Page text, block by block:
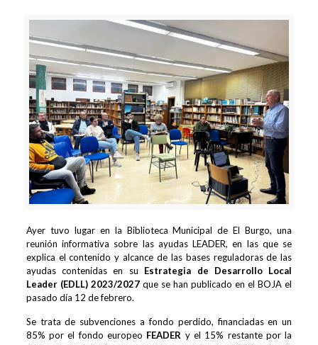
Ayer tuvo lugar en la Biblioteca Municipal de El Burgo, una
reunión informativa sobre las ayudas LEADER, en las que se
explica el contenido y alcance de las bases reguladoras de las
ayudas contenidas en su Estrategia de Desarrollo Local
Leader (EDLL) 2023/2027que se han publicado en el BOJA el
pasado día 12 de febrero.
Se trata de subvenciones a fondo perdido, financiadas en un
85% por el fondo europeo FEADER y el 15% restante por la